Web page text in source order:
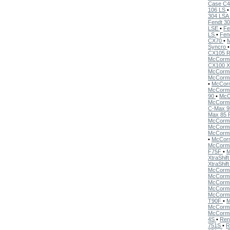
Case
106 LS •
304 LSA
Fendt
LSE •
LS •
CX70 •
Syncro •
CX105
CX100
•
90 •
C-Max
Max 85
•
F75F •
XtraShift
XtraShift
T90F •
4S •
751S •